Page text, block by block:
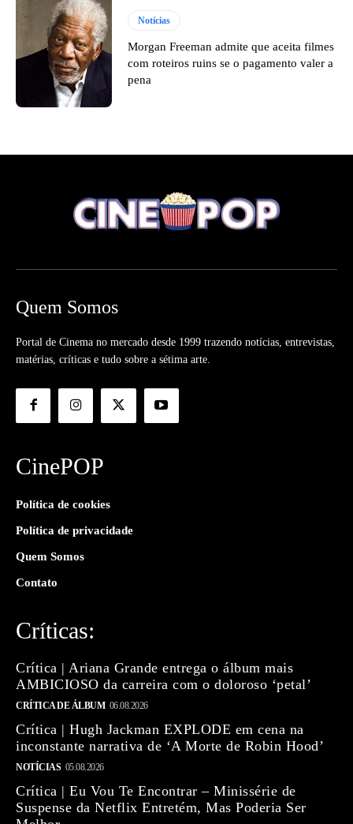
Notícias
Morgan Freeman admite que aceita filmes
com roteiros ruins se o pagamento valer a
pena
Quem Somos
Portal de Cinema no mercado desde 1999 trazendo notícias, entrevistas,
matérias, críticas e tudo sobre a sétima arte.
CinePOP
Política de cookies
Política de privacidade
Quem Somos
Contato
Críticas:
Crítica | Ariana Grande entrega o álbum mais
AMBICIOSO da carreira com o doloroso ‘petal’
CRÍTICA DE ÁLBUM 06.08.2026
Crítica | Hugh Jackman EXPLODE em cena na
inconstante narrativa de ‘A Morte de Robin Hood’
NOTÍCIAS 05.08.2026
Crítica | Eu Vou Te Encontrar – Minissérie de
Suspense da Netflix Entretém, Mas Poderia Ser